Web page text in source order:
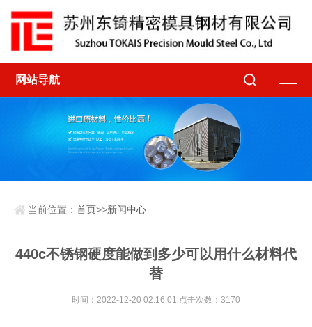
网站导航
当前位置：首页>>新闻中心
440c不锈钢硬度能做到多少可以用什么材料代
替
时间：2022-12-20 02:16:01 点击次数：3170